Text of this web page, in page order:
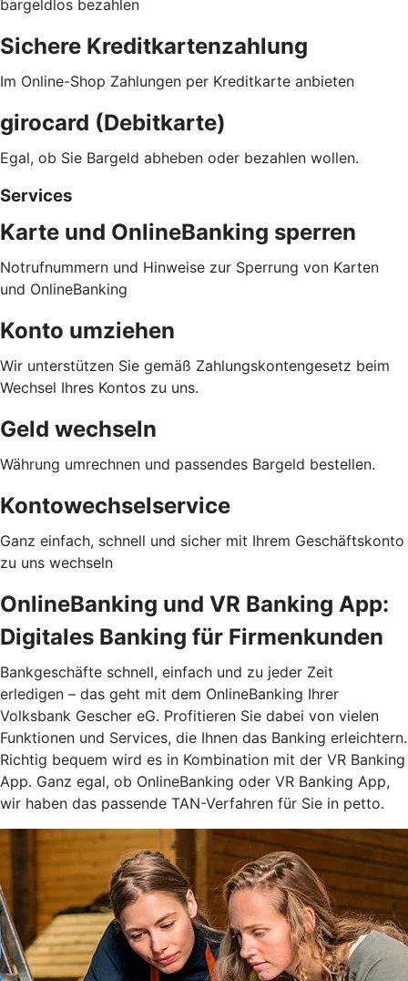
bargeldlos bezahlen
Sichere Kreditkartenzahlung
Im Online-Shop Zahlungen per Kreditkarte anbieten
girocard (Debitkarte)
Egal, ob Sie Bargeld abheben oder bezahlen wollen.
Services
Karte und OnlineBanking sperren
Notrufnummern und Hinweise zur Sperrung von Karten
und OnlineBanking
Konto umziehen
Wir unterstützen Sie gemäß Zahlungskontengesetz beim
Wechsel Ihres Kontos zu uns.
Geld wechseln
Währung umrechnen und passendes Bargeld bestellen.
Kontowechselservice
Ganz einfach, schnell und sicher mit Ihrem Geschäftskonto
zu uns wechseln
OnlineBanking und VR Banking App:
Digitales Banking für Firmenkunden
Bankgeschäfte schnell, einfach und zu jeder Zeit
erledigen – das geht mit dem OnlineBanking Ihrer
Volksbank Gescher eG. Profitieren Sie dabei von vielen
Funktionen und Services, die Ihnen das Banking erleichtern.
Richtig bequem wird es in Kombination mit der VR Banking
App. Ganz egal, ob OnlineBanking oder VR Banking App,
wir haben das passende TAN-Verfahren für Sie in petto.